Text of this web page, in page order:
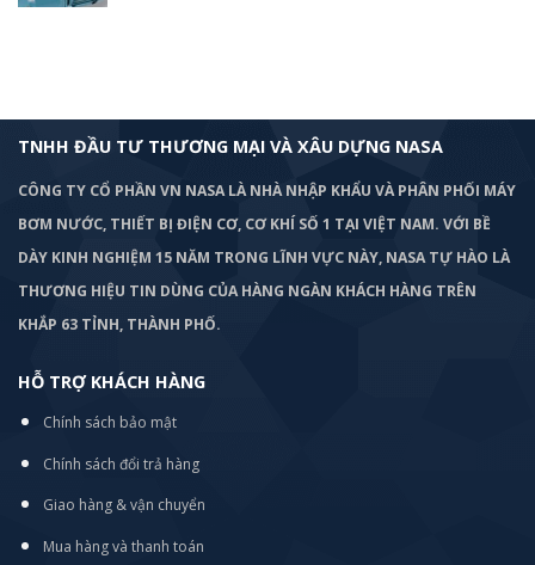
TNHH ĐẦU TƯ THƯƠNG MẠI VÀ XÂU DỰNG NASA
CÔNG TY CỔ PHẦN VN NASA LÀ NHÀ NHẬP KHẨU VÀ PHÂN PHỐI MÁY
BƠM NƯỚC, THIẾT BỊ ĐIỆN CƠ, CƠ KHÍ SỐ 1 TẠI VIỆT NAM. VỚI BỀ
DÀY KINH NGHIỆM 15 NĂM TRONG LĨNH VỰC NÀY, NASA TỰ HÀO LÀ
THƯƠNG HIỆU TIN DÙNG CỦA HÀNG NGÀN KHÁCH HÀNG TRÊN
KHẮP 63 TỈNH, THÀNH PHỐ.
HỖ TRỢ KHÁCH HÀNG
Chính sách bảo mật
Chính sách đổi trả hàng
Giao hàng & vận chuyển
Mua hàng và thanh toán